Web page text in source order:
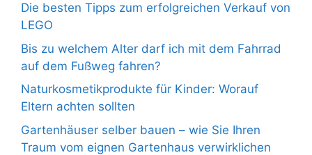
Die besten Tipps zum erfolgreichen Verkauf von
LEGO
Bis zu welchem Alter darf ich mit dem Fahrrad
auf dem Fußweg fahren?
Naturkosmetikprodukte für Kinder: Worauf
Eltern achten sollten
Gartenhäuser selber bauen – wie Sie Ihren
Traum vom eignen Gartenhaus verwirklichen